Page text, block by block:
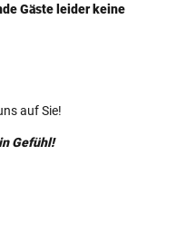
Gäste leider keine
auf Sie!
Gefühl!